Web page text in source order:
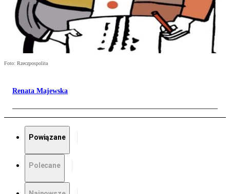
Foto: Rzeczpospolita
Renata Majewska
Powiązane
Polecane